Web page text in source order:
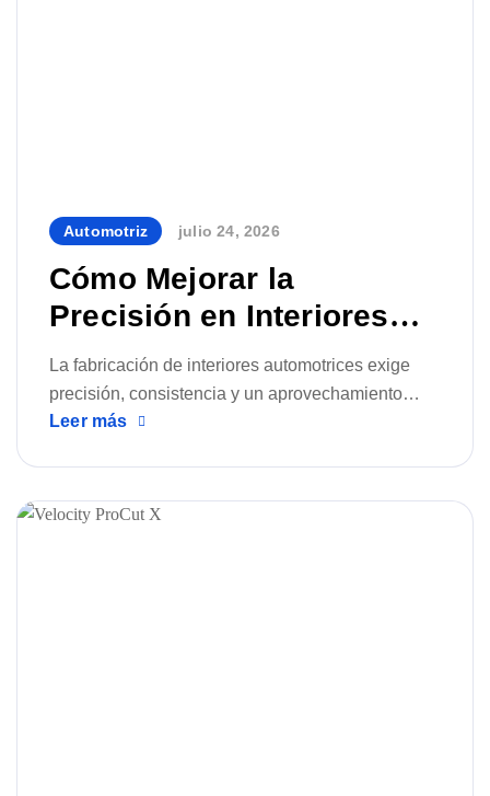
Automotriz julio 24, 2026
Cómo Mejorar la
Precisión en Interiores
Automotrices con Corte
Digital
La fabricación de interiores automotrices exige
precisión, consistencia y un aprovechamiento
eficiente de materiales como cuero, vinilo, espuma
pueden optimizar el proceso desde el patrón hasta
Leer más